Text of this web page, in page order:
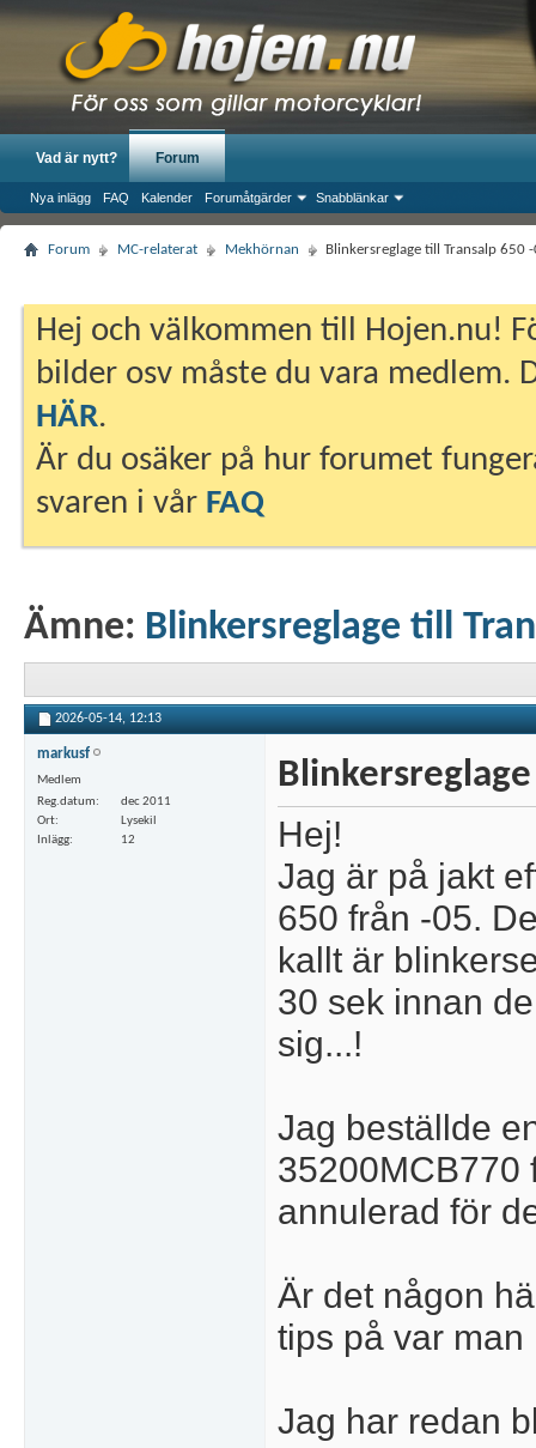
Vad är nytt? Forum
Nya inlägg FAQ Kalender Forumåtgärder Snabblänkar
Forum MC-relaterat Mekhörnan Blinkersreglage till Transalp 650
Hej och välkommen till Hojen.nu!
bilder osv måste du vara medlem.
HÄR.
Är du osäker på hur forumet
svaren i vår FAQ
Ämne: Blinkersreglage till
2026-05-14, 12:13
markusf
Medlem
Reg.datum
dec 2011
Ort
Lysekil
Inlägg
12
Hej!
Jag är på jakt
650 från -05.
kallt är
30 sek innan
sig...!
Jag beställde
35200MCB770
annulerad för
Är det någon
tips på var
Jag har redan